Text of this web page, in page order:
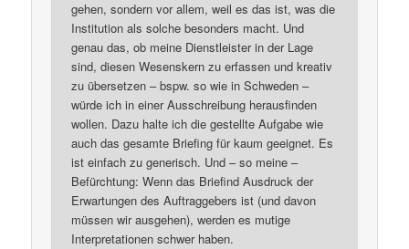
gehen, sondern vor allem, weil es das ist, was die
Institution als solche besonders macht. Und
genau das, ob meine Dienstleister in der Lage
sind, diesen Wesenskern zu erfassen und kreativ
zu übersetzen – bspw. so wie in Schweden –
würde ich in einer Ausschreibung herausfinden
wollen. Dazu halte ich die gestellte Aufgabe wie
auch das gesamte Briefing für kaum geeignet. Es
ist einfach zu generisch. Und – so meine –
Befürchtung: Wenn das Briefind Ausdruck der
Erwartungen des Auftraggebers ist (und davon
müssen wir ausgehen), werden es mutige
Interpretationen schwer haben.